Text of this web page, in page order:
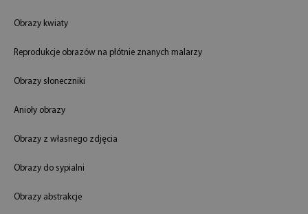
Obrazy kwiaty
Reprodukcje obrazów na płótnie znanych malarzy
Obrazy słoneczniki
Anioły obrazy
Obrazy z własnego zdjęcia
Obrazy do sypialni
Obrazy abstrakcje